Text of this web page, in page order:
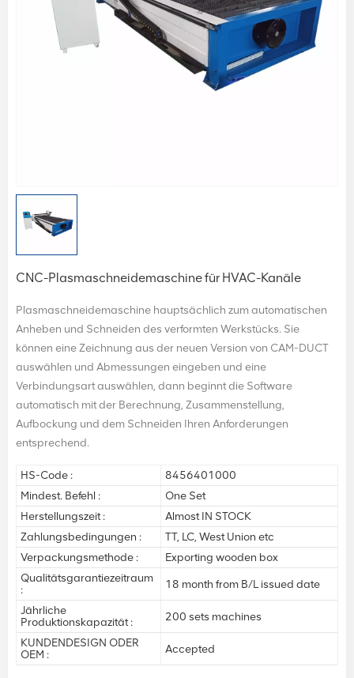
CNC-Plasmaschneidemaschine für HVAC-Kanäle
Plasmaschneidemaschine hauptsächlich zum automatischen
Anheben und Schneiden des verformten Werkstücks. Sie
können eine Zeichnung aus der neuen Version von CAM-DUCT
auswählen und Abmessungen eingeben und eine
Verbindungsart auswählen, dann beginnt die Software
automatisch mit der Berechnung, Zusammenstellung,
Aufbockung und dem Schneiden Ihren Anforderungen
entsprechend.
HS-Code :
8456401000
Mindest. Befehl :
One Set
Herstellungszeit :
Almost IN STOCK
Zahlungsbedingungen :
TT, LC, West Union etc
Verpackungsmethode :
Exporting wooden box
Qualitätsgarantiezeitraum
:
18 month from B/L issued date
Jährliche
Produktionskapazität :
200 sets machines
KUNDENDESIGN ODER
OEM :
Accepted